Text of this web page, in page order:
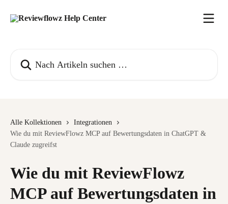
Alle Kollektionen
Integrationen
Wie du mit ReviewFlowz MCP auf Bewertungsdaten in ChatGPT &
Claude zugreifst
Wie du mit ReviewFlowz
MCP auf Bewertungsdaten in